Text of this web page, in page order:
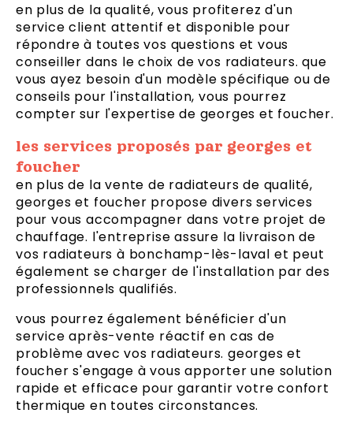
en plus de la qualité, vous profiterez d'un
service client attentif et disponible pour
répondre à toutes vos questions et vous
conseiller dans le choix de vos radiateurs. que
vous ayez besoin d'un modèle spécifique ou de
conseils pour l'installation, vous pourrez
compter sur l'expertise de georges et foucher.
les services proposés par georges et
foucher
en plus de la vente de radiateurs de qualité,
georges et foucher propose divers services
pour vous accompagner dans votre projet de
chauffage. l'entreprise assure la livraison de
vos radiateurs à bonchamp-lès-laval et peut
également se charger de l'installation par des
professionnels qualifiés.
vous pourrez également bénéficier d'un
service après-vente réactif en cas de
problème avec vos radiateurs. georges et
foucher s'engage à vous apporter une solution
rapide et efficace pour garantir votre confort
thermique en toutes circonstances.